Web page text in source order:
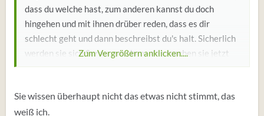
dass du welche hast, zum anderen kannst du doch
hingehen und mit ihnen drüber reden, dass es dir
schlecht geht und dann beschreibst du's halt. Sicherlich
werden sie sich Sorgen machen - das machen sie jetzt
vielleicht schon, weil sie merken, dass was nicht stimmt.
Zum Vergrößern anklicken....
Sie wissen überhaupt nicht das etwas nicht stimmt, das
weiß ich.